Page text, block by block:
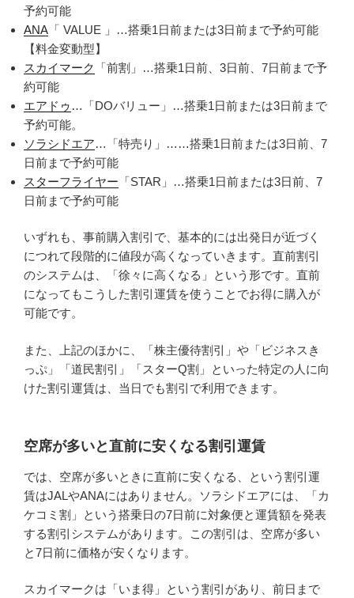
予約可能
ANA 「 VALUE 」…搭乗1日前または3日前まで予約可能
【料金変動型】
スカイマーク
「前割」…搭乗1日前、3日前、7日前まで予
約可能
エアドゥ …「DOバリュー」…搭乗1日前または3日前まで
予約可能。
ソラシドエア…「特売り」……搭乗1日前または3日前、7
日前まで予約可能
スターフライヤー 「STAR」…搭乗1日前または3日前、7
日前まで予約可能
いずれも、事前購入割引で、基本的には出発日が近づく
につれて段階的に値段が高くなっていきます。直前割引
のシステムは、「徐々に高くなる」という形です。直前
になってもこうした割引運賃を使うことでお得に購入が
可能です。
また、上記のほかに、「株主優待割引」や「ビジネスき
っぷ」「道民割引」「スターQ割」といった特定の人に向
けた割引運賃は、当日でも割引で利用できます。
空席が多いと直前に安くなる割引運賃
では、空席が多いときに直前に安くなる、という割引運
賃はJALやANAにはありません。ソラシドエアには、「カ
ケコミ割」という搭乗日の7日前に対象便と運賃額を発表
する割引システムがあります。この割引は、空席が多い
と7日前に価格が安くなります。
スカイマークは「いま得」という割引があり、前日まで